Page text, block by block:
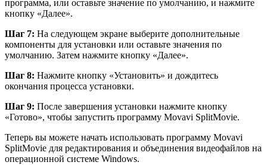
программа, или оставьте значение по умолчанию, и нажмите
кнопку «Далее».
Шаг 7: На следующем экране выберите дополнительные
компоненты для установки или оставьте значения по
умолчанию. Затем нажмите кнопку «Далее».
Шаг 8: Нажмите кнопку «Установить» и дождитесь
окончания процесса установки.
Шаг 9: После завершения установки нажмите кнопку
«Готово», чтобы запустить программу Movavi SplitMovie.
Теперь вы можете начать использовать программу Movavi
SplitMovie для редактирования и объединения видеофайлов на
операционной системе Windows.